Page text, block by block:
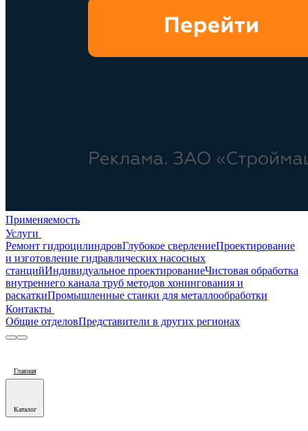
Применяемость
Услуги
Ремонт гидроцилиндровГлубокое сверлениеПроектирование
и изготовление гидравлических насосных
станцийИндивидуальное проектированиеЧистовая обработка
внутреннего канала труб методов хонингования и
раскаткиПромышленные станки для металлообработки
Контакты
Общие отделовПредставители в других регионах
Главная
Каталог